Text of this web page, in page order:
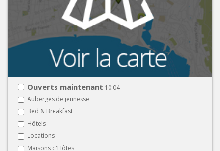
Ouverts maintenant 10:04
Auberges de jeunesse
Bed & Breakfast
Hôtels
Locations
Maisons d'Hôtes